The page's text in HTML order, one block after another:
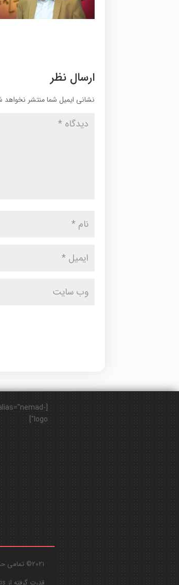
ارسال نظر
نشانی ایمیل شما منتشر نخواهد
logo"]
2021© تمامی حقوق این سایت متعلق به
قدرت گرفته از